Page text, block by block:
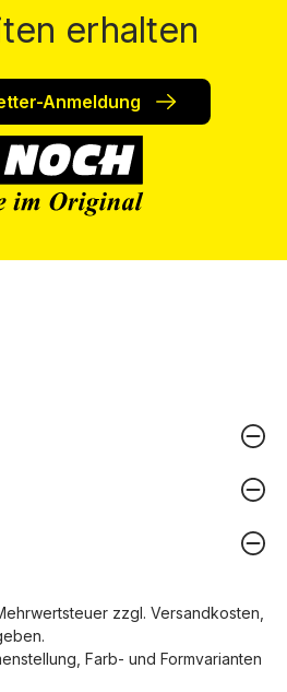
erhalten
Anmeldung
zzgl. Versandkosten
Farb- und Formvarianten